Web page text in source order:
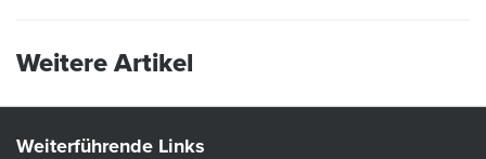
Weitere Artikel
Weiterführende Links